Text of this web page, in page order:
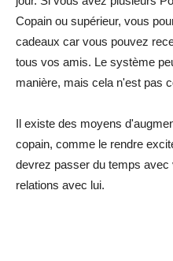
Copain ou supérieur, vous
cadeaux car vous pouvez
tous vos amis. Le système
manière, mais cela n'est pas
Il existe des moyens
copain, comme le rendre
devrez passer du temps
relations avec lui.